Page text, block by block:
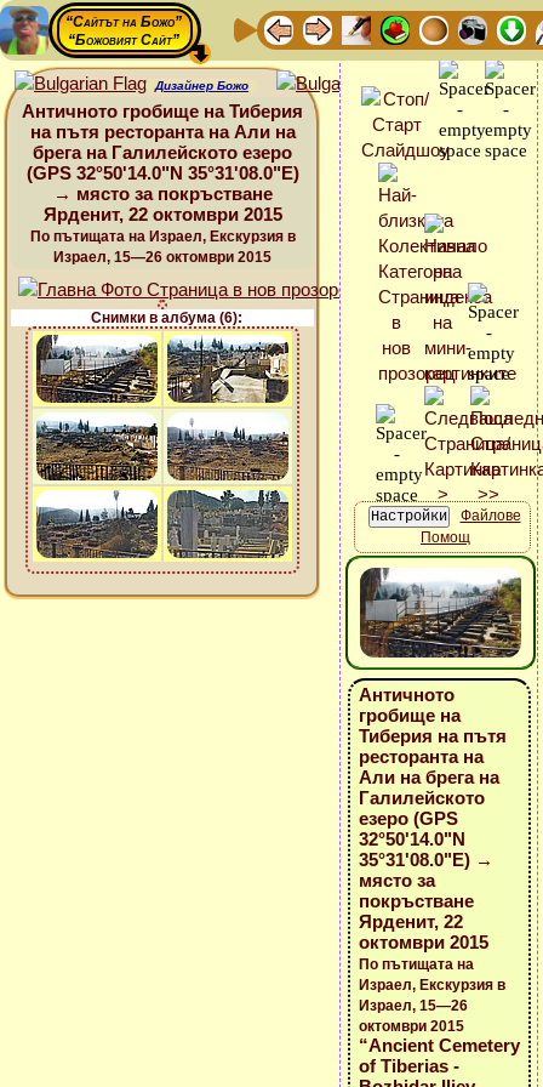
“Сайтът на Божо”
“Божовият Сайт”
Дизайнер Божо
Античното гробище на Тиберия
на пътя ресторанта на Али на
брега на Галилейското езеро
(GPS 32°50'14.0"N 35°31'08.0"E)
→ място за покръстване
Ярденит, 22 октомври 2015
По пътищата на Израел, Екскурзия в
Израел, 15—26 октомври 2015
Снимки в албума (6):
Файлове
Помощ
Античното
гробище на
Тиберия на пътя
ресторанта на
Али на брега на
Галилейското
езеро (GPS
32°50'14.0"N
35°31'08.0"E) →
място за
покръстване
Ярденит, 22
октомври 2015
По пътищата на
Израел, Екскурзия в
Израел, 15—26
октомври 2015
“Ancient Cemetery
of Tiberias -